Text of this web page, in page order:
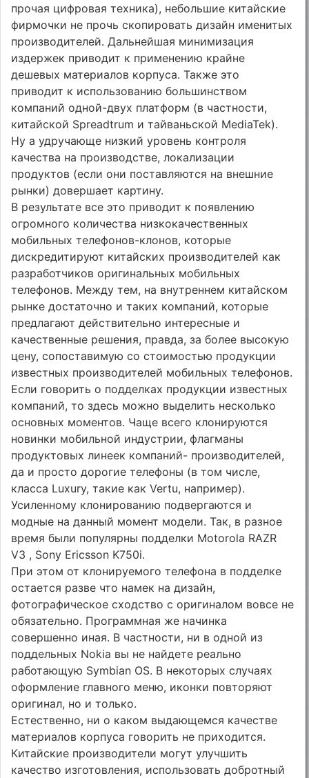
прочая цифровая техника), небольшие китайские
фирмочки не прочь скопировать дизайн именитых
производителей. Дальнейшая минимизация
издержек приводит к применению крайне
дешевых материалов корпуса. Также это
приводит к использованию большинством
компаний одной-двух платформ (в частности,
китайской Spreadtrum и тайваньской MediaTek).
Ну а удручающе низкий уровень контроля
качества на производстве, локализации
продуктов (если они поставляются на внешние
рынки) довершает картину.
В результате все это приводит к появлению
огромного количества низкокачественных
мобильных телефонов-клонов, которые
дискредитируют китайских производителей как
разработчиков оригинальных мобильных
телефонов. Между тем, на внутреннем китайском
рынке достаточно и таких компаний, которые
предлагают действительно интересные и
качественные решения, правда, за более высокую
цену, сопоставимую со стоимостью продукции
известных производителей мобильных телефонов.
Если говорить о подделках продукции известных
компаний, то здесь можно выделить несколько
основных моментов. Чаще всего клонируются
новинки мобильной индустрии, флагманы
продуктовых линеек компаний- производителей,
да и просто дорогие телефоны (в том числе,
класса Luxury, такие как Vertu, например).
Усиленному клонированию подвергаются и
модные на данный момент модели. Так, в разное
время были популярны подделки Motorola RAZR
V3 , Sony Ericsson K750i.
При этом от клонируемого телефона в подделке
остается разве что намек на дизайн,
фотографическое сходство с оригиналом вовсе не
обязательно. Программная же начинка
совершенно иная. В частности, ни в одной из
поддельных Nokia вы не найдете реально
работающую Symbian OS. В некоторых случаях
оформление главного меню, иконки повторяют
оригинал, но и только.
Естественно, ни о каком выдающемся качестве
материалов корпуса говорить не приходится.
Китайские производители могут улучшить
качество изготовления, использовать добротный